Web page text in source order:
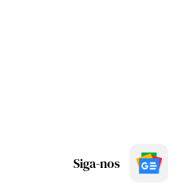
Siga-nos